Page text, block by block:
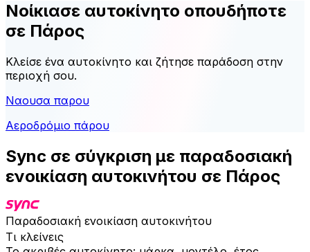
Νοίκιασε αυτοκίνητο οπουδήποτε
σε Πάρος
Κλείσε ένα αυτοκίνητο και ζήτησε παράδοση στην
περιοχή σου.
Ναουσα παρου
Αεροδρόμιο πάρου
Sync σε σύγκριση με παραδοσιακή
ενοικίαση αυτοκινήτου σε Πάρος
Παραδοσιακή ενοικίαση αυτοκινήτου
Τι κλείνεις